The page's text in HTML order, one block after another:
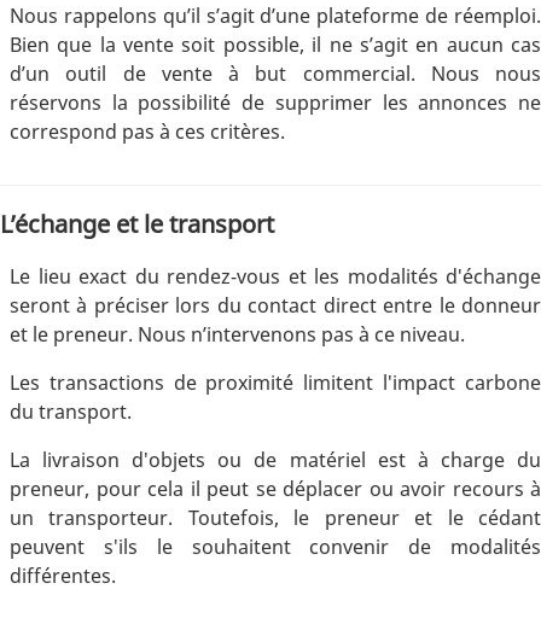
Nous rappelons qu’il s’agit d’une plateforme de réemploi.
Bien que la vente soit possible, il ne s’agit en aucun cas
d’un outil de vente à but commercial. Nous nous
réservons la possibilité de supprimer les annonces ne
correspond pas à ces critères.
L’échange et le transport
Le lieu exact du rendez-vous et les modalités d'échange
seront à préciser lors du contact direct entre le donneur
et le preneur. Nous n’intervenons pas à ce niveau.
Les transactions de proximité limitent l'impact carbone
du transport.
La livraison d'objets ou de matériel est à charge du
preneur, pour cela il peut se déplacer ou avoir recours à
un transporteur. Toutefois, le preneur et le cédant
peuvent s'ils le souhaitent convenir de modalités
différentes.